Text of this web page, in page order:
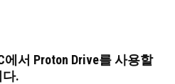
에서 Proton Drive를 사용할
.